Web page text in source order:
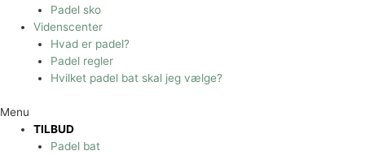
Padel sko
Videnscenter
Hvad er padel?
Padel regler
Hvilket padel bat skal jeg vælge?
Menu
TILBUD
Padel bat